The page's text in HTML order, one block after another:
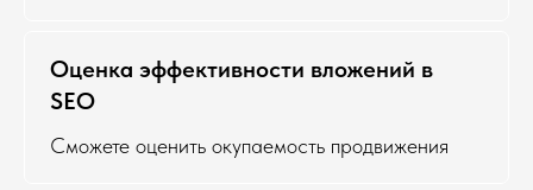
Оценка эффективности вложений в
SEO
Сможете оценить окупаемость продвижения